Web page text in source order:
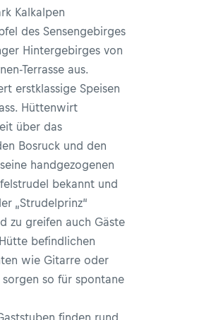
Kalkalpen
des Sensengebirges
Hintergebirges von
Terrasse aus.
erstklassige Speisen
Hüttenwirt
über das
Bosruck und den
handgezogenen
bekannt und
„Strudelprinz“
zu greifen auch Gäste
befindlichen
wie Gitarre oder
so für spontane
finden rund